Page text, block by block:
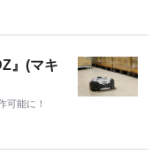
』(マキ
可能に！